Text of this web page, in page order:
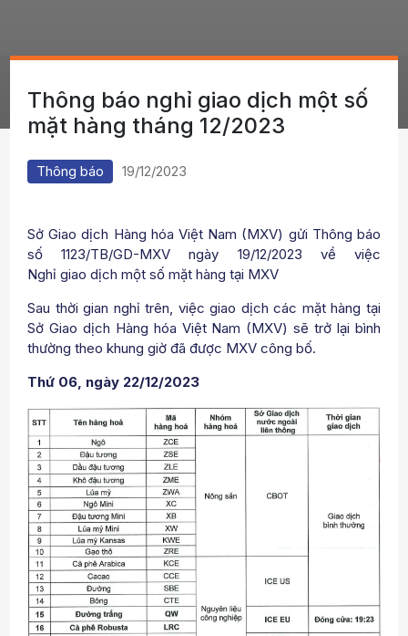
Thông báo nghỉ giao dịch một số
mặt hàng tháng 12/2023
Thông báo 19/12/2023
Sở Giao dịch Hàng hóa Việt Nam (MXV) gửi Thông báo
số 1123/TB/GD-MXV ngày 19/12/2023 về việc
Nghỉ giao dịch một số mặt hàng tại MXV
Sau thời gian nghỉ trên, việc giao dịch các mặt hàng tại
Sở Giao dịch Hàng hóa Việt Nam (MXV) sẽ trở lại bình
thường theo khung giờ đã được MXV công bố.
Thứ 06, ngày 22/12/2023